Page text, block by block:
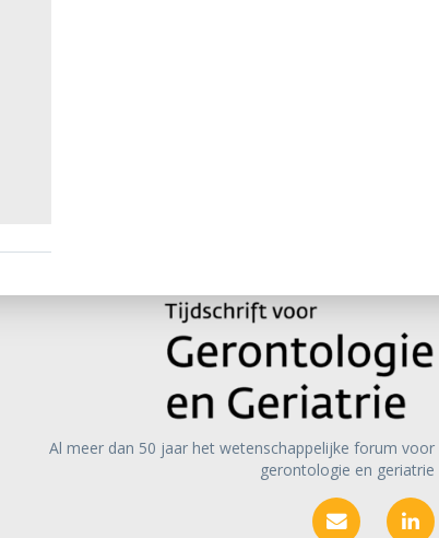
Al meer dan 50 jaar het wetenschappelijke forum voor
gerontologie en geriatrie